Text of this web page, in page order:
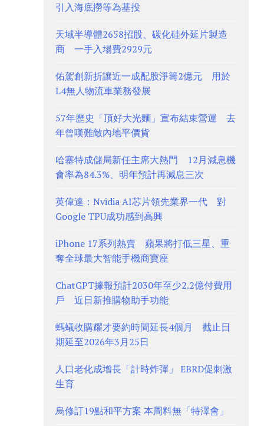
引入海底撈等為基投
天域半導體2658招股、碳化硅外延片製造
商 一手入場費2929元
佑駕創新折讓近一成配股淨籌2億元 用於
L4無人物流車業務發展
57年歷史「頂好大光麵」宣布結束營運 去
年曾嘆難敵內地平價貨
哈塞特成儲局新任主席大熱門 12月減息機
會率為84.3%、明年預計再減息三次
英偉達：Nvidia AI芯片領先業界一代 對
Google TPU成功感到高興
iPhone 17系列熱賣 蘋果將打低三星、重
奪全球最大智能手機商寶座
ChatGPT據報預計2030年至少2.2億付費用
戶 近日新推購物助手功能
螞蟻收購耀才要約時間延長4個月 截止日
期延至2026年3月25日
人口老化成增長「計時炸彈」 EBRD促刺激
生育
烏修訂19點和平方案 本周料無「特澤會」